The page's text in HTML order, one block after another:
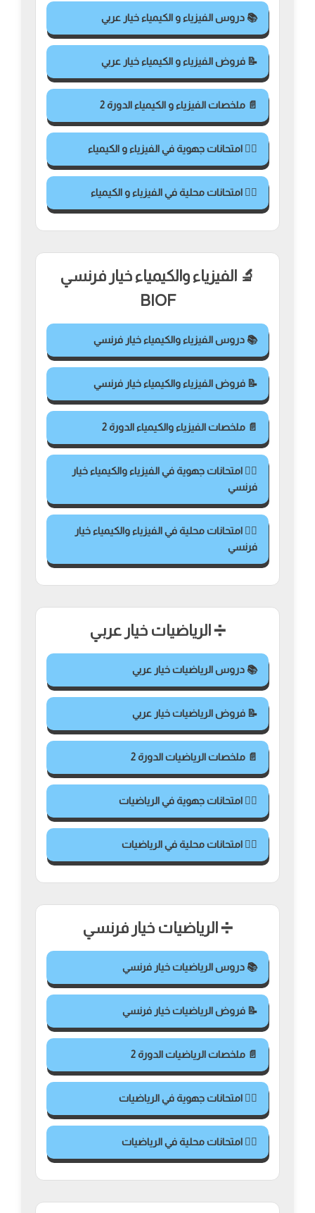
📚 دروس الفيزياء و الكيمياء خيار عربي
📝 فروض الفيزياء و الكيمياء خيار عربي
📄 ملخصات الفيزياء و الكيمياء الدورة 2
✍🏻 امتحانات جهوية في الفيزياء و الكيمياء
✍🏻 امتحانات محلية في الفيزياء و الكيمياء
🔬 الفيزياء والكيمياء خيار فرنسي
BIOF
📚 دروس الفيزياء والكيمياء خيار فرنسي
📝 فروض الفيزياء والكيمياء خيار فرنسي
📄 ملخصات الفيزياء والكيمياء الدورة 2
✍🏻 امتحانات جهوية في الفيزياء والكيمياء خيار
فرنسي
✍🏻 امتحانات محلية في الفيزياء والكيمياء خيار
فرنسي
➗ الرياضيات خيار عربي
📚 دروس الرياضيات خيار عربي
📝 فروض الرياضيات خيار عربي
📄 ملخصات الرياضيات الدورة 2
✍🏻 امتحانات جهوية في الرياضيات
✍🏻 امتحانات محلية في الرياضيات
➗ الرياضيات خيار فرنسي
📚 دروس الرياضيات خيار فرنسي
📝 فروض الرياضيات خيار فرنسي
📄 ملخصات الرياضيات الدورة 2
✍🏻 امتحانات جهوية في الرياضيات
✍🏻 امتحانات محلية في الرياضيات